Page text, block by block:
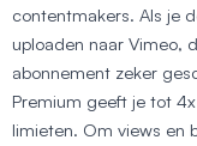
contentmakers. Als je
uploaden naar Vimeo,
abonnement zeker
Premium geeft je tot
limieten. Om views en